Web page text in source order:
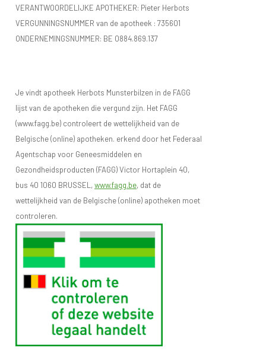
VERANTWOORDELIJKE APOTHEKER: Pieter Herbots
VERGUNNINGSNUMMER van de apotheek : 735601
ONDERNEMINGSNUMMER: BE 0884.869.137
Je vindt apotheek Herbots Munsterbilzen in de FAGG
lijst van de apotheken die vergund zijn. Het FAGG
(www.fagg.be) controleert de wettelijkheid van de
Belgische (online) apotheken. erkend door het Federaal
Agentschap voor Geneesmiddelen en
Gezondheidsproducten (FAGG) Victor Hortaplein 40,
bus 40 1060 BRUSSEL,www.fagg.be, dat de
wettelijkheid van de Belgische (online) apotheken moet
controleren.